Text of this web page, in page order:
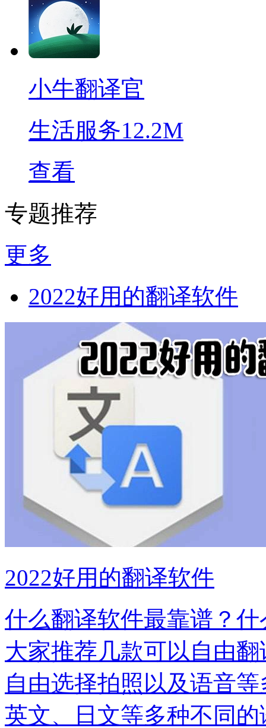
小牛翻译官
生活服务12.2M
查看
专题推荐
更多
2022好用的翻译软件
2022好用的翻译软件
什么翻译软件最靠谱？
大家推荐几款可以自由
自由选择拍照以及语音
英文、日文等多种不同